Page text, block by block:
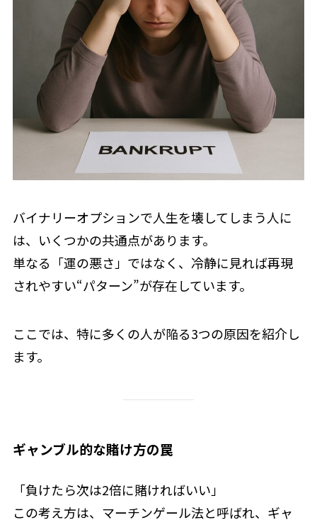
バイナリーオプションで人生を壊してしまう人に
は、いくつかの共通点があります。
単なる「運の悪さ」ではなく、冷静に見れば再現
されやすい“パターン”が存在しています。
ここでは、特に多くの人が陥る3つの原因を紹介し
ます。
ギャンブル的な賭け方の罠
「負けたら次は2倍に賭ければいい」
この考え方は、マーチンゲール法と呼ばれ、ギャ